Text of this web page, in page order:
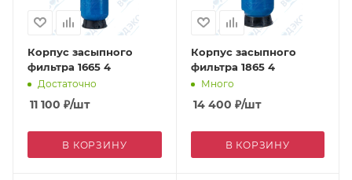
Корпус засыпного
фильтра 1665 4
Достаточно
11 100 ₽/шт
В КОРЗИНУ
Корпус засыпного
фильтра 1865 4
Много
14 400 ₽/шт
В КОРЗИНУ